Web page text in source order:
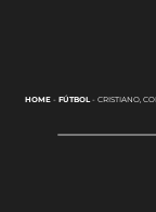
HOME- FÚTBOL- CRISTIANO,